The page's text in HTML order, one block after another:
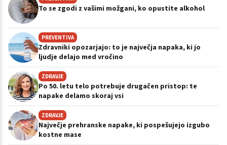
To se zgodi z vašimi možgani, ko opustite alkohol
PREVENTIVA
Zdravniki opozarjajo: to je največja napaka, ki jo
ljudje delajo med vročino
ZDRAVJE
Po 50. letu telo potrebuje drugačen pristop: te
napake delamo skoraj vsi
ZDRAVJE
Največje prehranske napake, ki pospešujejo izgubo
kostne mase